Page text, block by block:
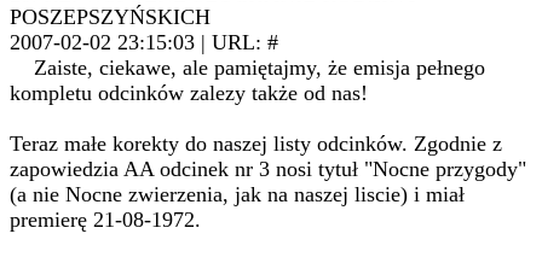
POSZEPSZYŃSKICH
2007-02-02 23:15:03 | URL: #
Zaiste, ciekawe, ale pamiętajmy, że emisja pełnego
kompletu odcinków zalezy także od nas!
Teraz małe korekty do naszej listy odcinków. Zgodnie z
zapowiedzia AA odcinek nr 3 nosi tytuł "Nocne przygody"
(a nie Nocne zwierzenia, jak na naszej liscie) i miał
premierę 21-08-1972.